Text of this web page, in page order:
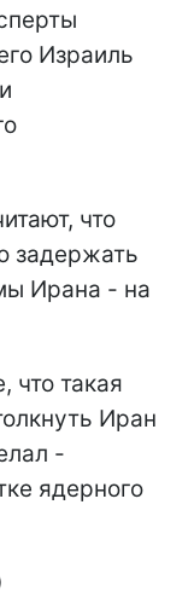
Израиль
что
задержать
Ирана - на
что такая
Иран
-
ядерного